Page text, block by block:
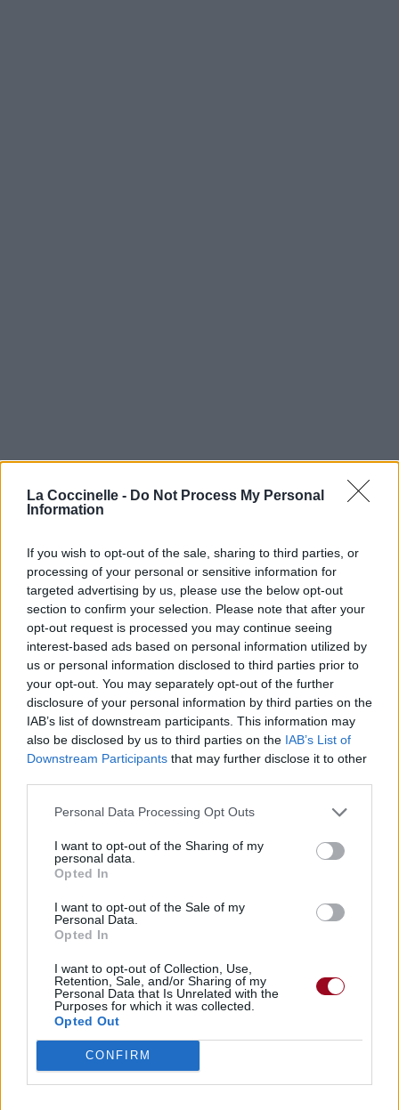
La Coccinelle - Do Not Process My Personal
Information
If you wish to opt-out of the sale, sharing to third parties, or
processing of your personal or sensitive information for
targeted advertising by us, please use the below opt-out
section to confirm your selection. Please note that after your
opt-out request is processed you may continue seeing
interest-based ads based on personal information utilized by
us or personal information disclosed to third parties prior to
your opt-out. You may separately opt-out of the further
disclosure of your personal information by third parties on the
IAB’s list of downstream participants. This information may
also be disclosed by us to third parties on the IAB’s List of
Downstream Participants that may further disclose it to other
Personal Data Processing Opt Outs
I want to opt-out of the Sharing of my
personal data.
Opted In
I want to opt-out of the Sale of my
Personal Data.
Opted In
I want to opt-out of Collection, Use,
Retention, Sale, and/or Sharing of my
Personal Data that Is Unrelated with the
Purposes for which it was collected.
Opted Out
CONFIRM